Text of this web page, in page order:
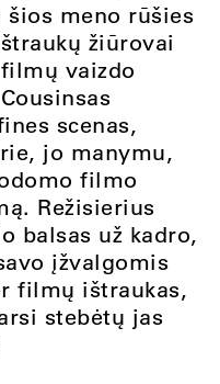
šios meno rūšies
žiūrovai
vaizdo
scenas,
jo manymu,
filmo
Režisierius
balsas už kadro,
įžvalgomis
filmų ištraukas,
stebėtų jas